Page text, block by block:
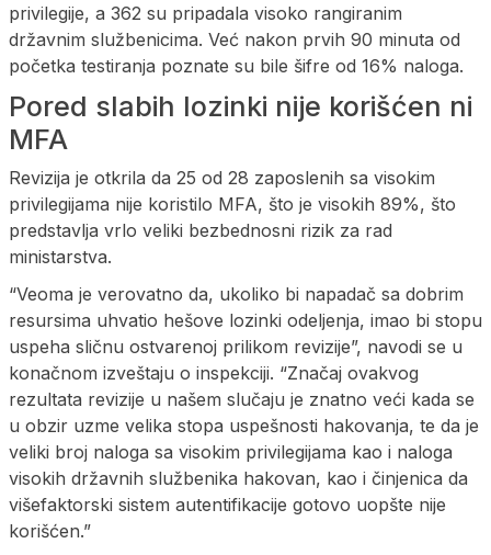
privilegije, a 362 su pripadala visoko rangiranim
državnim službenicima. Već nakon prvih 90 minuta od
početka testiranja poznate su bile šifre od 16% naloga.
Pored slabih lozinki nije korišćen ni
MFA
Revizija je otkrila da 25 od 28 zaposlenih sa visokim
privilegijama nije koristilo MFA, što je visokih 89%, što
predstavlja vrlo veliki bezbednosni rizik za rad
ministarstva.
“Veoma je verovatno da, ukoliko bi napadač sa dobrim
resursima uhvatio hešove lozinki odeljenja, imao bi stopu
uspeha sličnu ostvarenoj prilikom revizije”, navodi se u
konačnom izveštaju o inspekciji. “Značaj ovakvog
rezultata revizije u našem slučaju je znatno veći kada se
u obzir uzme velika stopa uspešnosti hakovanja, te da je
veliki broj naloga sa visokim privilegijama kao i naloga
visokih državnih službenika hakovan, kao i činjenica da
višefaktorski sistem autentifikacije gotovo uopšte nije
korišćen.”